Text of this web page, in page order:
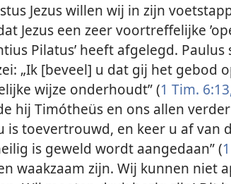
Jezus willen wij in zijn
Jezus een zeer voortreffelijke
Pilatus’ heeft afgelegd. Paulus
„Ik [beveel] u dat gij het gebod
wijze onderhoudt” (1 Tim.
hij Timótheüs en ons allen
is toevertrouwd, en keer u af van
is geweld wordt aangedaan” (
waakzaam zijn. Wij kunnen niet